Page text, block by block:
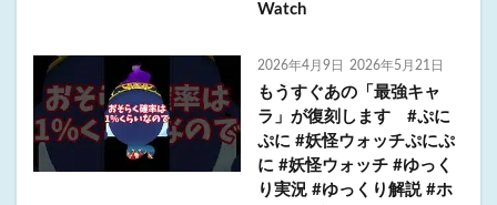
Watch
2026年4月9日 2026年5月21日
もうすぐあの「最強キャ
ラ」が復刻します #ぷに
ぷに #妖怪ウォッチぷにぷ
に #妖怪ウォッチ #ゆっく
り実況 #ゆっくり解説 #ホ